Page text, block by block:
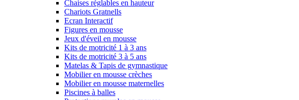
Chaises réglables en hauteur
Chariots Gratnells
Ecran Interactif
Figures en mousse
Jeux d'éveil en mousse
Kits de motricité 1 à 3 ans
Kits de motricité 3 à 5 ans
Matelas & Tapis de gymnastique
Mobilier en mousse crèches
Mobilier en mousse maternelles
Piscines à balles